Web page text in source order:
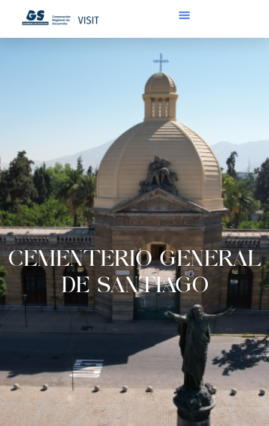
CEMENTERIO GENERAL
DE SANTIAGO